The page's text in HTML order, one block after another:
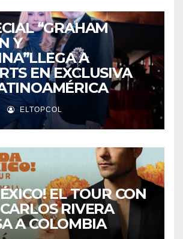
“GRAHAM
Y
A
EN EXCLUSIVA
ELTOPCOL
EL TOUR CON
RIVERA
A COLOMBIA